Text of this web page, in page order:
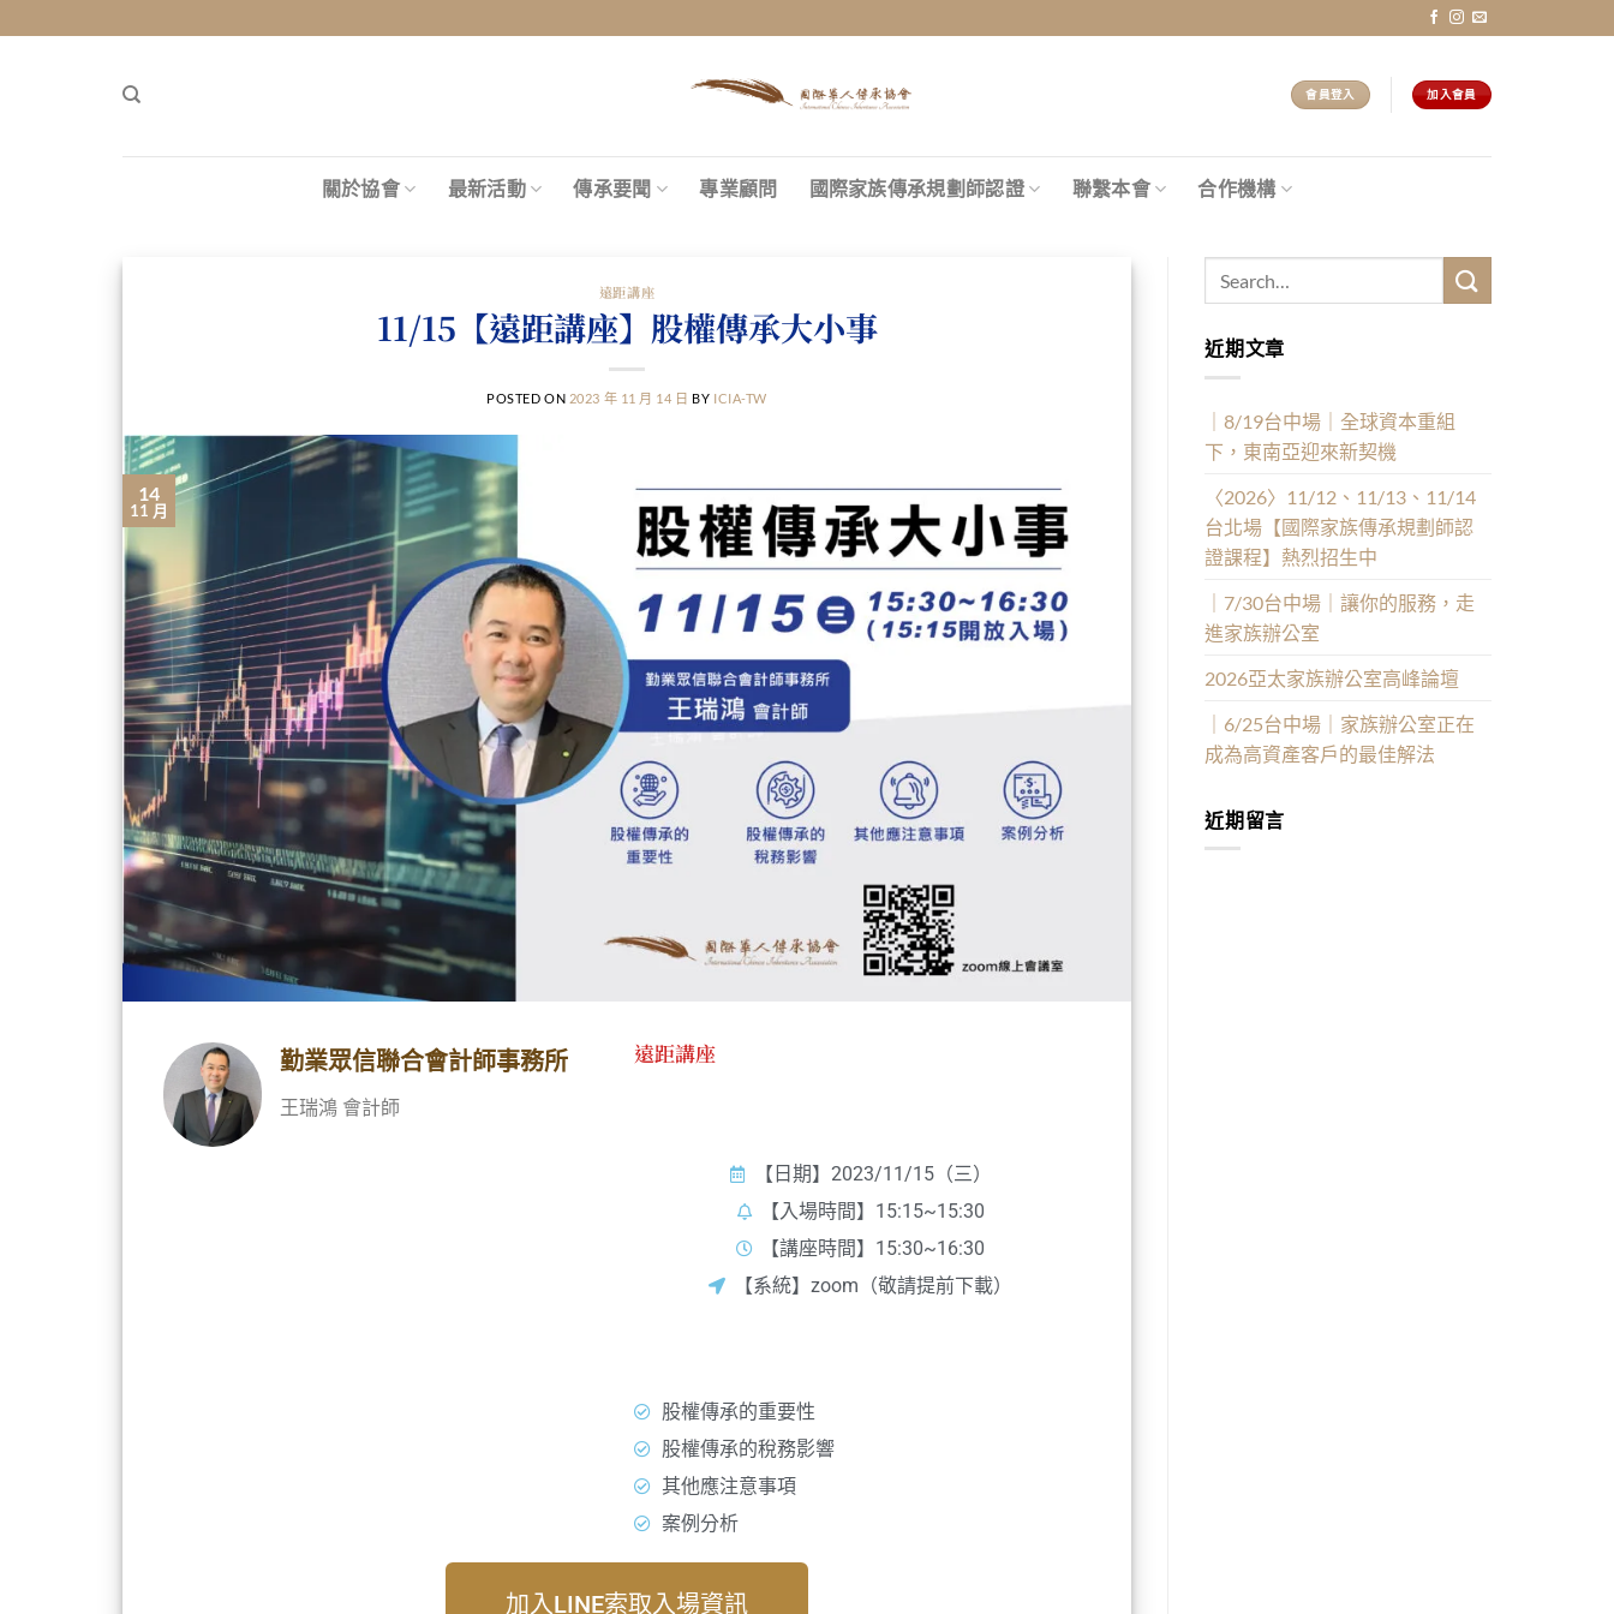
會員登入 加入會員
關於協會 最新活動 傳承要聞 專業顧問 國際家族傳承規劃師認證 聯繫本會 合作機構
遠距講座
11/15【遠距講座】股權傳承大小事
POSTED ON 2023 年 11 月 14 日 BY ICIA-TW
14
11 月
勤業眾信聯合會計師事務所
王瑞鴻 會計師
遠距講座
【日期】2023/11/15（三）
【入場時間】15:15~15:30
【講座時間】15:30~16:30
【系統】zoom（敬請提前下載）
股權傳承的重要性
股權傳承的稅務影響
其他應注意事項
案例分析
加入LINE索取入場資訊
近期文章
｜8/19台中場｜全球資本重組
下，東南亞迎來新契機
〈2026〉11/12、11/13、11/14
台北場【國際家族傳承規劃師認
證課程】熱烈招生中
｜7/30台中場｜讓你的服務，走
進家族辦公室
2026亞太家族辦公室高峰論壇
｜6/25台中場｜家族辦公室正在
成為高資產客戶的最佳解法
近期留言